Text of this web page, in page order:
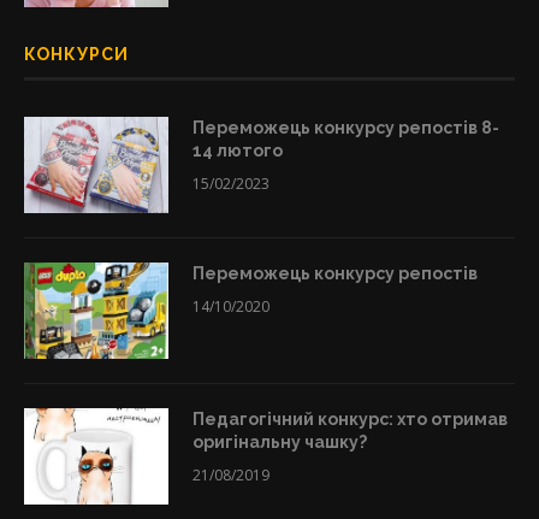
КОНКУРСИ
Переможець конкурсу репостів 8-
14 лютого
15/02/2023
Переможець конкурсу репостів
14/10/2020
Педагогічний конкурс: хто отримав
оригінальну чашку?
21/08/2019